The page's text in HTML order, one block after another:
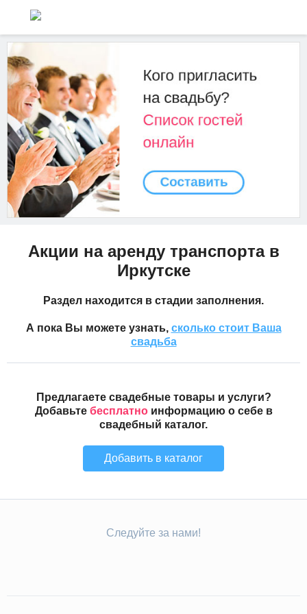
Акции на аренду транспорта в
Иркутске
Раздел находится в стадии заполнения.
А пока Вы можете узнать, сколько стоит Ваша
свадьба
Предлагаете свадебные товары и услуги?
Добавьте бесплатноинформацию о себе в
свадебный каталог.
Добавить в каталог
Следуйте за нами!